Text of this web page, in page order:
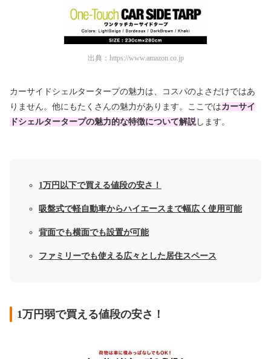
出典： https://www.amazon.co.jp
カーサイドシェルタータープの魅力は、コスパのよさだけではあ
りません。他にもたくさんの魅力があります。ここではカーサイ
ドシェルタータープの魅力的な特徴について解説 します。
1万円以下で買える値段の安さ！
吸盤式で軽自動車からハイエースまで幅広く使用可能
背面でも横面でも設置が可能
ファミリーでも使える広々とした居住スペース
1万円弱で買える値段の安さ！